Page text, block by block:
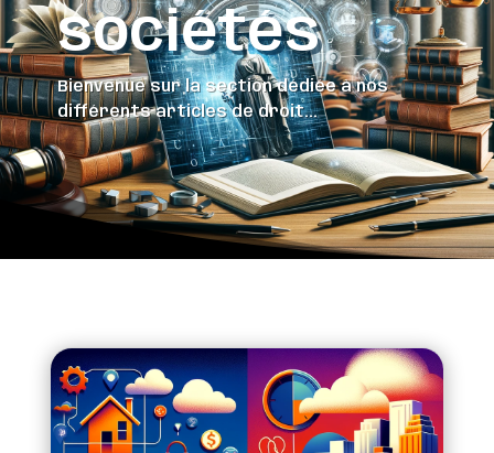
sociétés
Bienvenue sur la section dédiée à nos
différents articles de droit...